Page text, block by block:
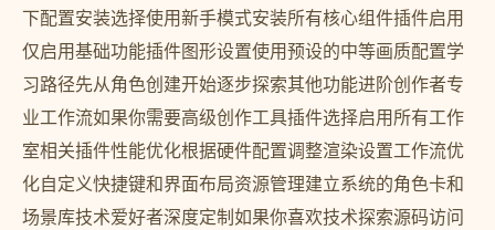
下配置安装选择使用新手模式安装所有核心组件插件启用
仅启用基础功能插件图形设置使用预设的中等画质配置学
习路径先从角色创建开始逐步探索其他功能进阶创作者专
业工作流如果你需要高级创作工具插件选择启用所有工作
室相关插件性能优化根据硬件配置调整渲染设置工作流优
化自定义快捷键和界面布局资源管理建立系统的角色卡和
场景库技术爱好者深度定制如果你喜欢技术探索源码访问